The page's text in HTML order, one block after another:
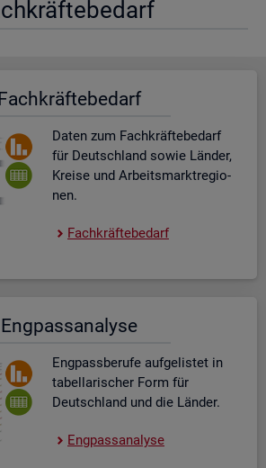
Fach­kräf­te­be­darf
Daten zum Fach­kräf­te­be­darf
für Deutsch­land sowie Län­der,
Krei­se und Ar­beits­markt­re­gio­
nen.
Fach­kräf­te­be­darf
Eng­pass­ana­ly­se
Eng­pass­be­ru­fe auf­ge­lis­tet in
ta­bel­la­ri­scher Form für
Deutsch­land und die Län­der.
Eng­pass­ana­ly­se